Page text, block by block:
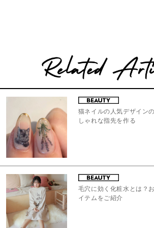
猫ネイルの人気デザイン
しゃれな指先を作る
毛穴に効く化粧水とは？
イテムをご紹介